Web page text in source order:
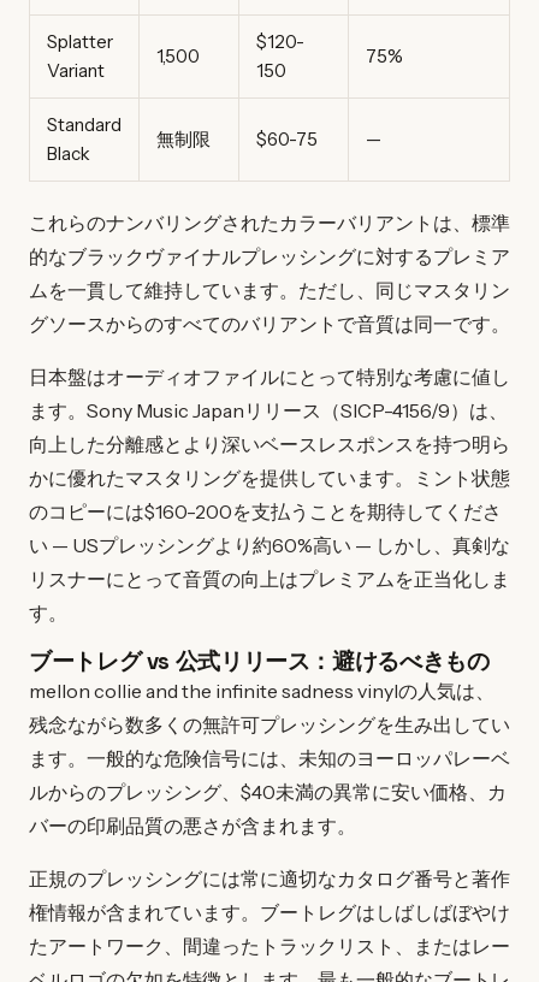
Splatter
Variant
1,500
$120-
150
75%
Standard
Black
無制限 $60-75 —
これらのナンバリングされたカラーバリアントは、標準
的なブラックヴァイナルプレッシングに対するプレミア
ムを一貫して維持しています。ただし、同じマスタリン
グソースからのすべてのバリアントで音質は同一です。
日本盤はオーディオファイルにとって特別な考慮に値し
ます。Sony Music Japanリリース（SICP-4156/9）は、
向上した分離感とより深いベースレスポンスを持つ明ら
かに優れたマスタリングを提供しています。ミント状態
のコピーには$160-200を支払うことを期待してくださ
い — USプレッシングより約60%高い — しかし、真剣な
リスナーにとって音質の向上はプレミアムを正当化しま
す。
ブートレグ vs 公式リリース：避けるべきもの
mellon collie and the infinite sadness vinylの人気は、
残念ながら数多くの無許可プレッシングを生み出してい
ます。一般的な危険信号には、未知のヨーロッパレーベ
ルからのプレッシング、$40未満の異常に安い価格、カ
バーの印刷品質の悪さが含まれます。
正規のプレッシングには常に適切なカタログ番号と著作
権情報が含まれています。ブートレグはしばしばぼやけ
たアートワーク、間違ったトラックリスト、またはレー